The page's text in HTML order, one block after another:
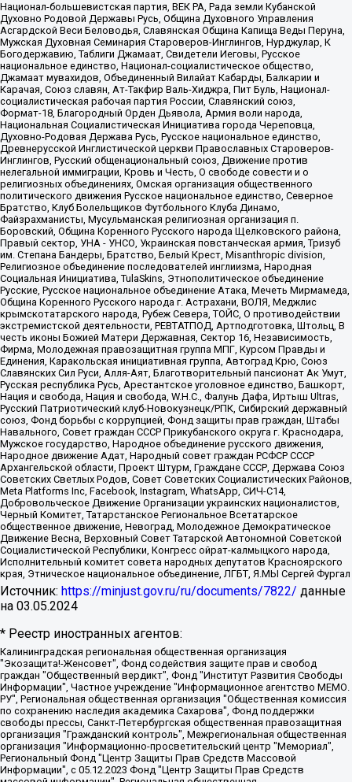
Национал-большевистская партия, ВЕК РА, Рада земли Кубанской
Духовно Родовой Державы Русь, Община Духовного Управления
Асгардской Веси Беловодья, Славянская Община Капища Веды Перуна,
Мужская Духовная Семинария Староверов-Инглингов, Нурджулар, К
Богодержавию, Таблиги Джамаат, Свидетели Иеговы, Русское
национальное единство, Национал-социалистическое общество,
Джамаат мувахидов, Объединенный Вилайат Кабарды, Балкарии и
Карачая, Союз славян, Ат-Такфир Валь-Хиджра, Пит Буль, Национал-
социалистическая рабочая партия России, Славянский союз,
Формат-18, Благородный Орден Дьявола, Армия воли народа,
Национальная Социалистическая Инициатива города Череповца,
Духовно-Родовая Держава Русь, Русское национальное единство,
Древнерусской Инглистической церкви Православных Староверов-
Инглингов, Русский общенациональный союз, Движение против
нелегальной иммиграции, Кровь и Честь, О свободе совести и о
религиозных объединениях, Омская организация общественного
политического движения Русское национальное единство, Северное
Братство, Клуб Болельщиков Футбольного Клуба Динамо,
Файзрахманисты, Мусульманская религиозная организация п.
Боровский, Община Коренного Русского народа Щелковского района,
Правый сектор, УНА - УНСО, Украинская повстанческая армия, Тризуб
им. Степана Бандеры, Братство, Белый Крест, Misanthropic division,
Религиозное объединение последователей инглиизма, Народная
Социальная Инициатива, TulaSkins, Этнополитическое объединение
Русские, Русское национальное объединение Атака, Мечеть Мирмамеда,
Община Коренного Русского народа г. Астрахани, ВОЛЯ, Меджлис
крымскотатарского народа, Рубеж Севера, ТОЙС, О противодействии
экстремистской деятельности, РЕВТАТПОД, Артподготовка, Штольц, В
честь иконы Божией Матери Державная, Сектор 16, Независимость,
Фирма, Молодежная правозащитная группа МПГ, Курсом Правды и
Единения, Каракольская инициативная группа, Автоград Крю, Союз
Славянских Сил Руси, Алля-Аят, Благотворительный пансионат Ак Умут,
Русская республика Русь, Арестантское уголовное единство, Башкорт,
Нация и свобода, Нация и свобода, W.H.С., Фалунь Дафа, Иртыш Ultras,
Русский Патриотический клуб-Новокузнецк/РПК, Сибирский державный
союз, Фонд борьбы с коррупцией, Фонд защиты прав граждан, Штабы
Навального, Совет граждан СССР Прикубанского округа г. Краснодара,
Мужское государство, Народное объединение русского движения,
Народное движение Адат, Народный совет граждан РСФСР СССР
Архангельской области, Проект Штурм, Граждане СССР, Держава Союз
Советских Светлых Родов, Совет Советских Социалистических Районов,
Meta Platforms Inc, Facebook, Instagram, WhatsApp, СИЧ-С14,
Добровольческое Движение Организации украинских националистов,
Черный Комитет, Татарстанское Региональное Всетатарское
общественное движение, Невоград, Молодежное Демократическое
Движение Весна, Верховный Совет Татарской Автономной Советской
Социалистической Республики, Конгресс ойрат-калмыцкого народа,
Исполнительный комитет совета народных депутатов Красноярского
края, Этническое национальное объединение, ЛГБТ, Я.МЫ Сергей Фургал
Источник: https://minjust.gov.ru/ru/documents/7822/ данные
на 03.05.2024
* Реестр иностранных агентов:
Калининградская региональная общественная организация "Экозащита!-Женсовет", Фонд содействия защите прав и свобод граждан "Общественный вердикт", Фонд "Институт Развития Свободы Информации", Частное учреждение "Информационное агентство МЕМО. РУ", Региональная общественная организация "Общественная комиссия по сохранению наследия академика Сахарова", Фонд поддержки свободы прессы, Санкт-Петербургская общественная правозащитная организация "Гражданский контроль", Межрегиональная общественная организация "Информационно-просветительский центр "Мемориал", Региональный Фонд "Центр Защиты Прав Средств Массовой Информации", с 05.12.2023 Фонд "Центр Защиты Прав Средств массовой информации", Региональная общественная благотворительная организация помощи беженцам и мигрантам "Гражданское содействие", Негосударственное образовательное учреждение дополнительного профессионального образования (повышение квалификации) специалистов "АКАДЕМИЯ ПО ПРАВАМ ЧЕЛОВЕКА", Свердловская региональная общественная организация "Сутяжник", Автономная некоммерческая организация "Центр независимых социологических исследований", Союз общественных объединений "Российский исследовательский центр по правам человека", Региональное общественное учреждение научно-информационный центр "МЕМОРИАЛ", Некоммерческая организация "Фонд защиты гласности", Автономная некоммерческая организация "Институт прав человека", Городская общественная организация "Екатеринбургское общество "МЕМОРИАЛ", Городская общественная организация "Рязанское историко-просветительское и правозащитное общество "Мемориал" (Рязанский Мемориал), Челябинский региональный орган общественной самодеятельности – женское общественное объединение "Женщины Евразии", Челябинский региональный орган общественной самодеятельности "Уральская правозащитная группа", Фонд содействия защите здоровья и социальной справедливости имени Андрея Рылькова, Автономная Некоммерческая Организация "Аналитический Центр Юрия Левады", Автономная некоммерческая организация социальной поддержки населения "Проект Апрель", Региональная общественная организация помощи женщинам и детям, находящимся в кризисной ситуации "Информационно-методический центр "Анна", Фонд содействия развитию массовых коммуникаций и правовому просвещению "Так-так-Так", Фонд содействия устойчивому развитию "Серебряная тайга", Свердловский региональный общественный фонд социальных проектов "Новое время", "Idel.Реалии", Кавказ.Реалии, Крым.Реалии, Телеканал Настоящее Время, Татаро-башкирская служба Радио Свобода (Azatliq Radiosi), Радио Свободная Европа/Радио Свобода (PCE/PC), "Сибирь.Реалии", "Фактограф", Благотворительный фонд помощи осужденным и их семьям, Автономная некоммерческая организация "Институт глобализации и социальных движений", Фонд "В защиту прав заключенных", Частное учреждение "Центр поддержки и содействия развитию средств массовой информации", Пензенский региональный общественный благотворительный фонд "Гражданский союз", "Север.Реалии", Некоммерческая организация Фонд "Правовая инициатива", Общество с ограниченной ответственностью "Радио Свободная Европа/Радио Свобода", Чешское информационное агентство "MEDIUM-ORIENT", Красноярская региональная общественная организация "Мы против СПИДа", Камалягин Денис Николаевич, Маркелов Сергей Евгеньевич, Пономарев Лев Александрович, Савицкая Людмила Алексеевна, Автономная некоммерческая организация "Центр по работе с проблемой насилия "НАСИЛИЮ.НЕТ", Межрегиональный профессиональный союз работников здравоохранения "Альянс врачей", Юридическое лицо, зарегистрированное в Латвийской Республике, SIA "Medusa Project" (регистрационный номер 40103797863, дата регистрации 10.06.2014), Некоммерческая организация "Фонд по борьбе с коррупцией", Автономная некоммерческая организация "Институт права и публичной политики", Баданин Роман Сергеевич, Гликин Максим Александрович, Железнова Мария Михайловна, Лукьянова Юлия Сергеевна, Маетная Елизавета Витальевна, Маняхин Петр Борисович, Чуракова Ольга Владимировна, Ярош Юлия Петровна, Юридическое лицо "The Insider SIA", зарегистрированное в Риге, Латвийская Республика (дата регистрации 26.06.2015), являющееся администратором доменного имени интернет-издания "The Insider SIA", https://theins.ru, Постернак Алексей Евгеньевич, Рубин Михаил Аркадьевич, Анин Роман Александрович, Юридическое лицо Istories fonds, зарегистрированное в Латвийской Республике (регистрационный номер 50008295751, дата регистрации 24.02.2020), Великовский Дмитрий Александрович, Долинина Ирина Николаевна, Мароховская Алеся Алексеевна, Шлейнов Роман Юрьевич, Шмагун Олеся Валентиновна, Общество с ограниченной ответственностью "Альтаир 2021", Общество с ограниченной ответственностью "Вега 2021", Общество с ограниченной ответственностью "Главный редактор 2021", Общество с ограниченной ответственностью "Ромашки монолит", Важенков Артем Валерьевич, Ивановская областная общественная организация "Центр гендерных исследований", Гурман Юрий Альбертович, Медиапроект "ОВД-Инфо", Егоров Владимир Владимирович, Жилинский Владимир Александрович, Общество с ограниченной ответственностью "ЗП", Иванова София Юрьевна, Карезина Инна Павловна, Кильтау Екатерина Викторовна, Петров Алексей Викторович, Пискунов Сергей Евгеньевич, Смирнов Сергей Сергеевич, Тихонов Михаил Сергеевич, Общество с ограниченной ответственностью "ЖУРНАЛИСТ-ИНОСТРАННЫЙ АГЕНТ", Арапова Галина Юрьевна, Вольтская Татьяна Анатольевна, Американская компания "Mason G.E.S. Anonymous Foundation" (США), являющаяся владельцем интернет-издания https://mnews.world/, Компания "Stichting Bellingcat", зарегистрированная в Нидерландах (дата регистрации 11.07.2018), Захаров Андрей Вячеславович, Клепиковская Екатерина Дмитриевна, Общество с ограниченной ответственностью "МЕМО", Перл Роман Александрович, Симонов Евгений Алексеевич, Соловьева Елена Анатольевна, Сотников Даниил Владимирович, Сурначева Елизавета Дмитриевна, Автономная некоммерческая организация по защите прав человека и информированию населения "Якутия – Наше Мнение", Общество с ограниченной ответственностью "Москоу диджитал медиа", с 26.01.2023 Общество с ограниченной ответственностью "Чайка Белые сады", Ветошкина Валерия Валерьевна, Заговора Максим Александрович, Межрегиональное общественное движение "Российская ЛГБТ - сеть", Оленичев Максим Владимирович, Павлов Иван Юрьевич, Скворцова Елена Сергеевна, Общество с ограниченной ответственностью "Как бы инагент", Кочетков Игорь Викторович, Общество с ограниченной ответственностью "Честные выборы", Еланчик Олег Александрович, Общество с ограниченной ответственностью "Нобелевский призыв", Гималова Регина Эмилевна, Григорьев Андрей Валерьевич, Григорьева Алина Александровна, Ассоциация по содействию защите прав призывников, альтернативнослужащих и военнослужащих "Правозащитная группа "Гражданин.Армия.Право", Хисамова Регина Фаритовна, Автономная некоммерческая организация по реализации социально-правовых программ "Лилит", Дальневосточное общественное движение "Маяк", Санкт-Петербургская ЛГБТ-инициативная группа "Выход", Инициативная группа ЛГБТ+ "Реверс", Алексеев Андрей Викторович, Бекбулатова Таисия Львовна, Беляев Иван Михайлович, Владыкина Елена Сергеевна, Гельман Марат Александрович, Никульшина Вероника Юрьевна, Толоконникова Надежда Андреевна, Шендерович Виктор Анатольевич, Общество с ограниченной ответственностью "Данное сообщение", Общество с ограниченной ответственностью Издательский дом "Новая глава", Айнбиндер Александра Александровна, Московский комьюнити-центр для ЛГБТ+инициатив, Благотворительный фонд развития филантропии, Deutsche Welle (Германия, Kurt-Schumacher-Strasse 3, 53113 Bonn), Борзунова Мария Михайловна, Воробьев Виктор Викторович, Голубева Анна Львовна, Константинова Алла Михайловна, Малкова Ирина Владимировна, Мурадов Мурад Абдулгалимович, Осетинская Елизавета Николаевна, Понасенков Евгений Николаевич, Ганапольский Матвей Юрьевич, Киселев Евгений Алексеевич, Борухович Ирина Григорьевна, Дремин Иван Тимофеевич, Дубровский Дмитрий Викторович, Красноярская региональная общественная организация поддержки и развития альтернативных образовательных технологий и межкультурных коммуникаций "ИНТЕРРА", Маяковская Екатерина Алексеевна, Фейгин Марк Захарович, Филимонов Андрей Викторович, Дзугкоева Регина Николаевна, Доброхотов Роман Александрович, Дудь Юрий Александрович, Елкин Сергей Владимирович, Кругликов Кирилл Игоревич, Сабунаева Мария Леонидовна, Семенов Алексей Владимирович, Шаинян Карен Багратович, Шульман Екатерина Михайловна, Асафьев Артур Валерьевич, Вахштайн Виктор Семенович, Венедиктов Алексей Алексеевич, Лушникова Екатерина Евгеньевна, Волков Леонид Михайлович, Невзоров Александр Глебович, Пархоменко Сергей Борисович, Сироткин Ярослав Николаевич, Кара-Мурза Владимир Владимирович, Баранова Наталья Владимировна, Гозман Леонид Яковлевич, Кагарлицкий Борис Юльевич, Климарев Михаил Валерьевич, Милов Владимир Станиславович, Автономная некоммерческая организация Краснодарский центр современного искусства "Типография", Моргенштерн Алишер Тагирович, Соболь Любовь Эдуардовна, Общество с ограниченной ответственностью "ЛИЗА НОРМ", Каспаров Гарри Кимович, Ходорковский Михаил Борисович, Общество с ограниченной ответственностью "Апрельские тезисы", Данилович Ирина Брониславовна, Кашин Олег Владимирович, Петров Николай Владимирович, Пивоваров Алексей Владимирович, Соколов Михаил Владимирович, Цветкова Юлия Владимировна, Чичваркин Евгений Александрович, Комитет против пыток/Команда против пыток, Общество с ограниченной ответственностью "Первый научный", Общество с ограниченной ответственностью "Вертолет и ко", Белоцерковская Вероника Борисовна, Кац Максим Евгеньевич, Лазарева Татьяна Юрьевна, Шаведдинов Руслан Табризович, Яшин Илья Валерьевич, Общество с ограниченной ответственностью "Иноагент ААВ", Алешковский Дмитрий Петрович, Альбац Евгения Марковна, Быков Дмитрий Львович, Галямина Юлия Евгеньевна, Лойко Сергей Леонидович, Мартынов Кирилл Константинович, Медведев Сергей Александрович, Крашенинников Федор Геннадиевич, Гордеева Катерина Вл